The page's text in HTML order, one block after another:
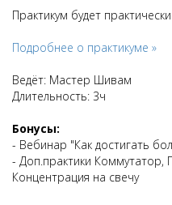
Практикум будет
Подробнее о практикуме »
Ведёт: Мастер Шивам
Длительность: 3ч
Бонусы:
- Вебинар "Как достигать
- Доп.практики Коммутатор,
Концентрация на свечу